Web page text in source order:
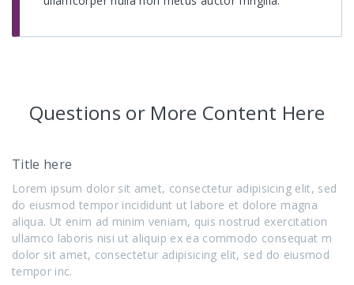
Questions or More Content Here
Title here
Lorem ipsum dolor sit amet, consectetur adipisicing elit, sed
do eiusmod tempor incididunt ut labore et dolore magna
aliqua. Ut enim ad minim veniam, quis nostrud exercitation
ullamco laboris nisi ut aliquip ex ea commodo consequat m
dolor sit amet, consectetur adipisicing elit, sed do eiusmod
tempor inc.